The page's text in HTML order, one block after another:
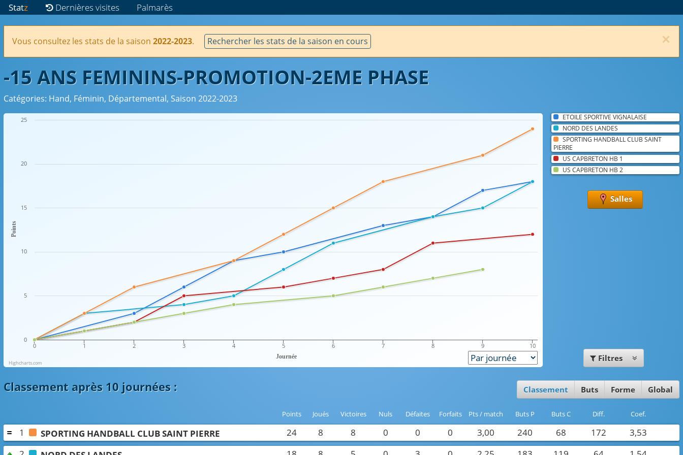
Statz Dernières visites Palmarès
×
Vous consultez les stats de la saison2022-2023. Rechercher les stats de la saison en cours
-15 ANS FEMININS-PROMOTION-2EME PHASE
Catégories: Hand, Féminin, Départemental, Saison 2022-2023
Journée
Points
0 1 2 3 4 5 6 7 8 9 10
0
5
10
15
20
25
Highcharts.com
ETOILE SPORTIVE VIGNALAISE
NORD DES LANDES
SPORTING HANDBALL CLUB SAINT
PIERRE
US CAPBRETON HB 1
US CAPBRETON HB 2
Salles
Filtres
Classement après 10 journées: Classement Buts Forme Global
Points Joués Victoires Nuls Défaites Forfaits Pts / match buts P buts C Diff. Coef.
1 SPORTING HANDBALL CLUB SAINT PIERRE 24 8 8 0 0 0 3,00 240 68 172
3,53